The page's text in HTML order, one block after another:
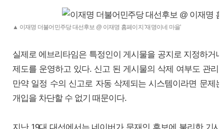
▲ 이재명 더불어민주당 대선후보 @ 이재명 홈페이지 '재명이네 마을'
실제로 에브리타임은 특정인이 게시물을 공지로 지정하거
제도를 운영하고 있다. 신고 된 게시물의 삭제 여부도 관리
만약 일정 수의 신고로 자동 삭제되는 시스템이라면 문제
개입을 차단할 수 없기 때문이다.